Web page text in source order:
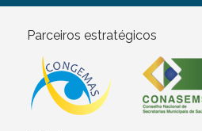
Parceiros estratégicos